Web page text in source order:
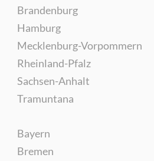
Brandenburg
Hamburg
Mecklenburg-Vorpommern
Rheinland-Pfalz
Sachsen-Anhalt
Tramuntana
Bayern
Bremen